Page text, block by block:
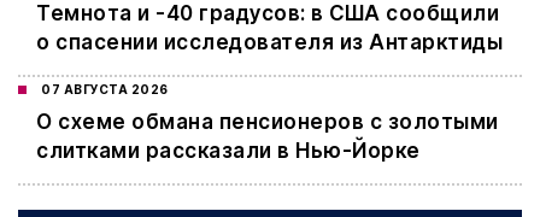
Темнота и -40 градусов: в США сообщили
о спасении исследователя из Антарктиды
07 АВГУСТА 2026
О схеме обмана пенсионеров с золотыми
слитками рассказали в Нью-Йорке